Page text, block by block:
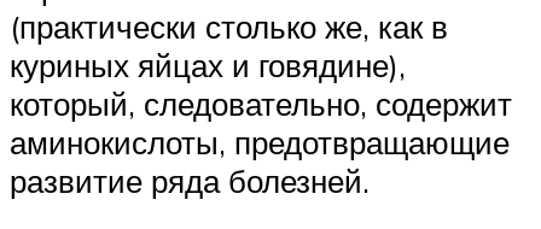
(практически столько же, как в
куриных яйцах и говядине),
который, следовательно, содержит
аминокислоты, предотвращающие
развитие ряда болезней.